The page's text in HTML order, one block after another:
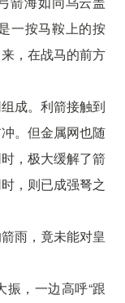
一按马鞍上的按
，在战马的前方
成。利箭接触到
。但金属网也随
，极大缓解了箭
，则已成强弩之
雨，竟未能对皇
振，一边高呼“跟